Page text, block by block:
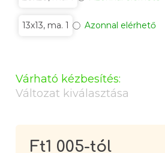
13x13, ma. 1 Azonnal elérhető
Várható kézbesítés:
Változat kiválasztása
Ft1 005-tól